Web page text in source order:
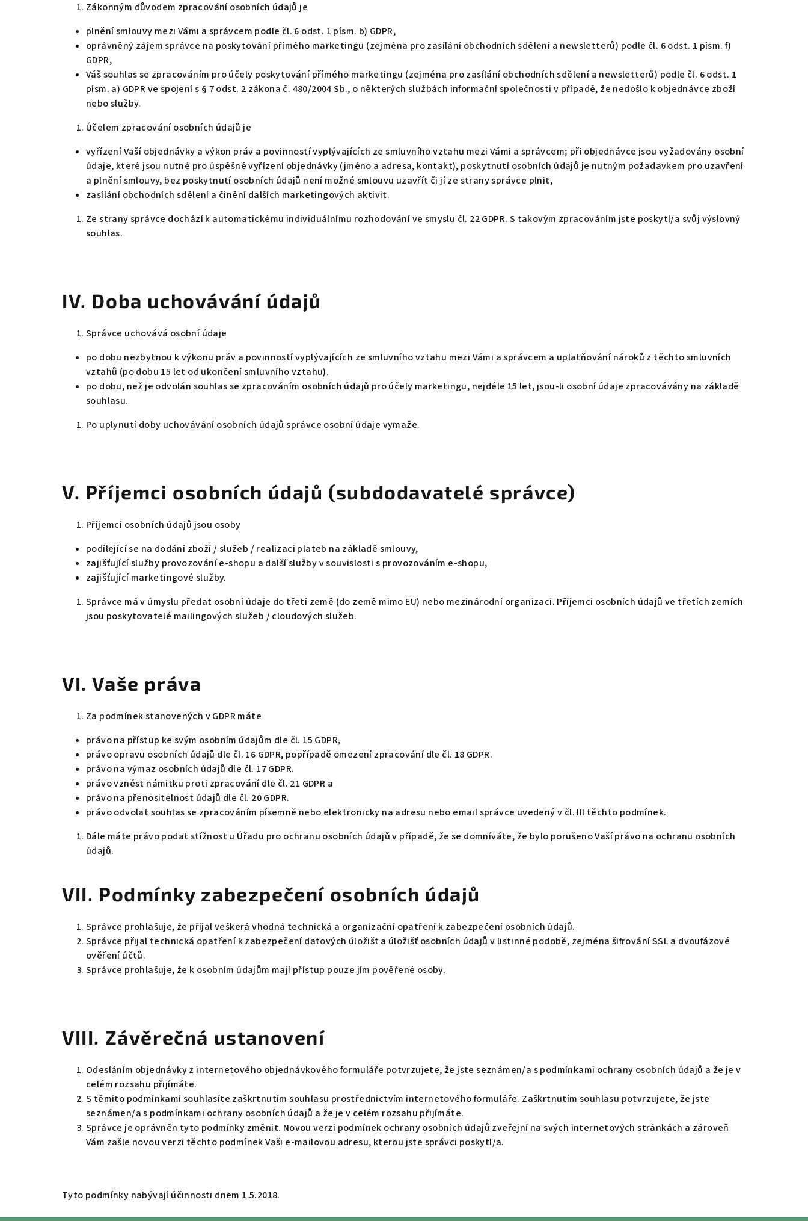
Zákonným důvodem zpracování osobních údajů je
plnění smlouvy mezi Vámi a správcem podle čl. 6 odst. 1 písm. b) GDPR,
oprávněný zájem správce na poskytování přímého marketingu (zejména pro zasílání obchodních sdělení a newsletterů) podle čl. 6 odst. 1 písm. f)
GDPR,
Váš souhlas se zpracováním pro účely poskytování přímého marketingu (zejména pro zasílání obchodních sdělení a newsletterů) podle čl. 6 odst. 1
písm. a) GDPR ve spojení s § 7 odst. 2 zákona č. 480/2004 Sb., o některých službách informační společnosti v případě, že nedošlo k objednávce zboží
nebo služby.
Účelem zpracování osobních údajů je
vyřízení Vaší objednávky a výkon práv a povinností vyplývajících ze smluvního vztahu mezi Vámi a správcem; při objednávce jsou vyžadovány osobní
údaje, které jsou nutné pro úspěšné vyřízení objednávky (jméno a adresa, kontakt), poskytnutí osobních údajů je nutným požadavkem pro uzavření
a plnění smlouvy, bez poskytnutí osobních údajů není možné smlouvu uzavřít či jí ze strany správce plnit,
zasílání obchodních sdělení a činění dalších marketingových aktivit.
Ze strany správce dochází k automatickému individuálnímu rozhodování ve smyslu čl. 22 GDPR. S takovým zpracováním jste poskytl/a svůj výslovný
souhlas.
IV. Doba uchovávání údajů
Správce uchovává osobní údaje
po dobu nezbytnou k výkonu práv a povinností vyplývajících ze smluvního vztahu mezi Vámi a správcem a uplatňování nároků z těchto smluvních
vztahů (po dobu 15 let od ukončení smluvního vztahu).
po dobu, než je odvolán souhlas se zpracováním osobních údajů pro účely marketingu, nejdéle 15 let, jsou-li osobní údaje zpracovávány na základě
souhlasu.
Po uplynutí doby uchovávání osobních údajů správce osobní údaje vymaže.
V. Příjemci osobních údajů (subdodavatelé správce)
Příjemci osobních údajů jsou osoby
podílející se na dodání zboží / služeb / realizaci plateb na základě smlouvy,
zajišťující služby provozování e-shopu a další služby v souvislosti s provozováním e-shopu,
zajišťující marketingové služby.
Správce má v úmyslu předat osobní údaje do třetí země (do země mimo EU) nebo mezinárodní organizaci. Příjemci osobních údajů ve třetích zemích
jsou poskytovatelé mailingových služeb / cloudových služeb.
VI.Vaše práva
Za podmínek stanovených v GDPR máte
právo na přístup ke svým osobním údajům dle čl. 15 GDPR,
právo opravu osobních údajů dle čl. 16 GDPR, popřípadě omezení zpracování dle čl. 18 GDPR.
právo na výmaz osobních údajů dle čl. 17 GDPR.
právo vznést námitku proti zpracování dle čl. 21 GDPR a
právo na přenositelnost údajů dle čl. 20 GDPR.
právo odvolat souhlas se zpracováním písemně nebo elektronicky na adresu nebo email správce uvedený v čl. III těchto podmínek.
Dále máte právo podat stížnost u Úřadu pro ochranu osobních údajů v případě, že se domníváte, že bylo porušeno Vaší právo na ochranu osobních
údajů.
VII. Podmínky zabezpečení osobních údajů
Správce prohlašuje, že přijal veškerá vhodná technická a organizační opatření k zabezpečení osobních údajů.
Správce přijal technická opatření k zabezpečení datových úložišť a úložišť osobních údajů v listinné podobě, zejména šifrování SSL a dvoufázové
ověření účtů.
Správce prohlašuje, že k osobním údajům mají přístup pouze jím pověřené osoby.
VIII. Závěrečná ustanovení
Odesláním objednávky z internetového objednávkového formuláře potvrzujete, že jste seznámen/a s podmínkami ochrany osobních údajů a že je v
celém rozsahu přijímáte.
S těmito podmínkami souhlasíte zaškrtnutím souhlasu prostřednictvím internetového formuláře. Zaškrtnutím souhlasu potvrzujete, že jste
seznámen/a s podmínkami ochrany osobních údajů a že je v celém rozsahu přijímáte.
Správce je oprávněn tyto podmínky změnit. Novou verzi podmínek ochrany osobních údajů zveřejní na svých internetových stránkách a zároveň
Vám zašle novou verzi těchto podmínek Vaši e-mailovou adresu, kterou jste správci poskytl/a.
Tyto podmínky nabývají účinnosti dnem 1.5.2018.